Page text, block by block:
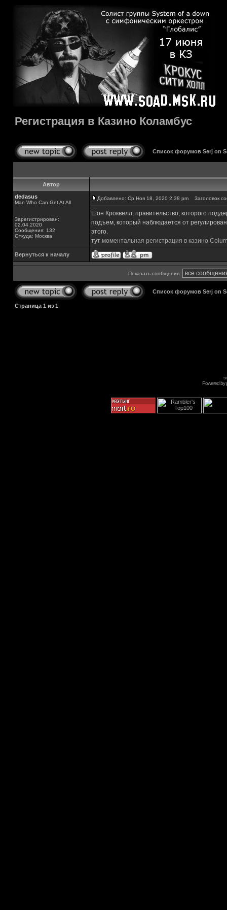
Регистрация в Казино Коламбус
Список форумов Serj on
Автор
dedasus
Man Who Can Get At All
Зарегистрирован:
02.04.2020
Сообщения: 132
Откуда: Москва
Добавлено: Ср Ноя 18, 2020 2:38 pm Заголовок
Шон Кроквелл, правительство, которого
подъем, который наблюдается от
этого.
тут моментальная регистрация в казино
Вернуться к началу
Показать сообщения:
Список форумов Serj on
Страница 1 из 1
Powered by